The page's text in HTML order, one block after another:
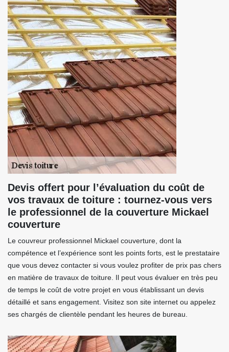
Devis offert pour l’évaluation du coût de
vos travaux de toiture : tournez-vous vers
le professionnel de la couverture Mickael
couverture
Le couvreur professionnel Mickael couverture, dont la
compétence et l’expérience sont les points forts, est le prestataire
que vous devez contacter si vous voulez profiter de prix pas chers
en matière de travaux de toiture. Il peut vous évaluer en très peu
de temps le coût de votre projet en vous établissant un devis
détaillé et sans engagement. Visitez son site internet ou appelez
ses chargés de clientèle pendant les heures de bureau.